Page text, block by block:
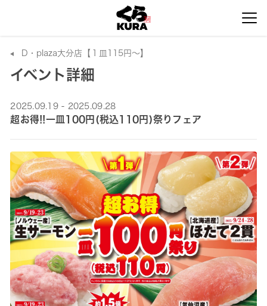
D・plaza大分店【１皿115円～】
イベント詳細
2025.09.19 - 2025.09.28
超お得!!一皿100円(税込110円)祭りフェア